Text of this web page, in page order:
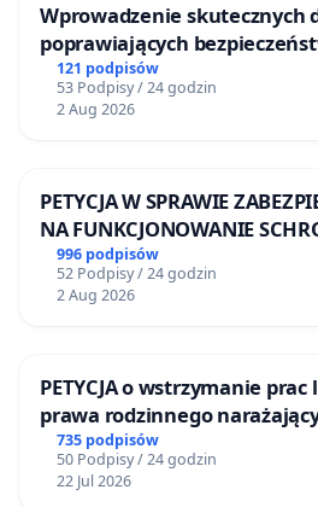
nierzetelnego wykonywania
molestowaniu seksualnym
donoszą media.
badań psychologicznych wśród
przedszkoli aż po studia):
większa rotacja w
zatrudnienie w
Polsce, jakim jest zawód
prestiżem, a nie
bachorami", jak bywa teraz
pracuje nie 40, a 14 godzin
Wprowadzenie skutecznych
poprawiających
Żeromskiego w Otwocku
121 podpisów
53 Podpisy / 24 godzin
2 Aug 2026
PETYCJA W SPRAWIE
NA FUNKCJONOWANIE
BEZDOMNYCH ZWIERZĄT W
996 podpisów
52 Podpisy / 24 godzin
2 Aug 2026
PETYCJA o wstrzymanie
prawa
735 podpisów
50 Podpisy / 24 godzin
22 Jul 2026